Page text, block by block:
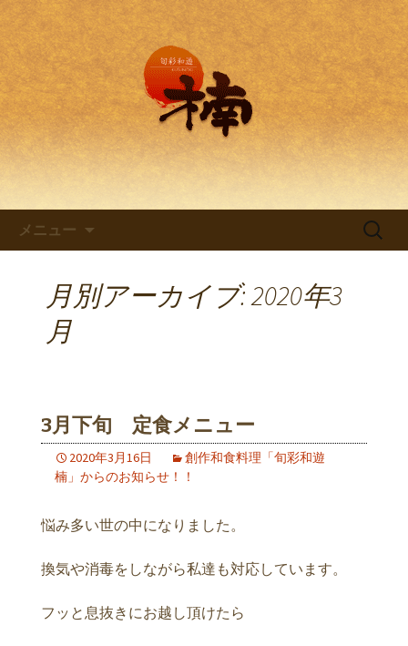
兵庫・西明石の創作和食料理
「旬彩和遊 楠～くすのき～」
兵庫・西明石の創作和食料理 旬彩和
遊 楠。
メニュー
検
月別アーカイブ: 2020年3
月
3月下旬 定食メニュー
2020年3月16日
創作和食料理「旬彩和遊
楠」からのお知らせ！！
悩み多い世の中になりました。
換気や消毒をしながら私達も対応しています。
フッと息抜きにお越し頂けたら